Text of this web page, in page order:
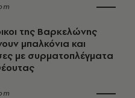
της Βαρκελώνης
μπαλκόνια και
με συρματοπλέγματα